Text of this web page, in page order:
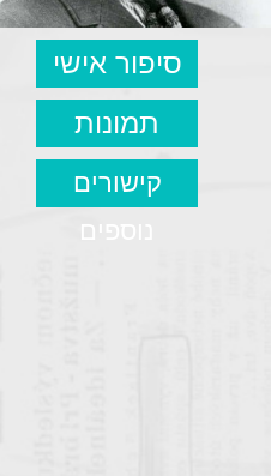
סיפור אישי
תמונות
קישורים
נוספים